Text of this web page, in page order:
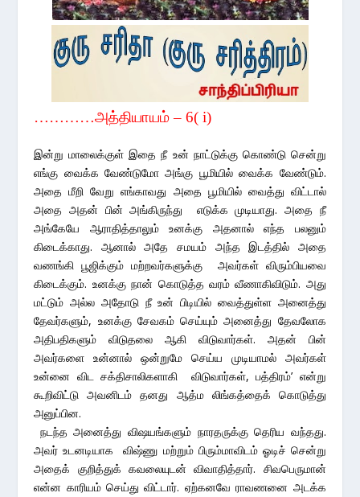
…………அத்தியாயம்– 6( i)
இன்று மாலைக்குள் இதை நீ உன் நாட்டுக்கு கொண்டு சென்று
எங்கு வைக்க வேண்டுமோ அங்கு பூமியில் வைக்க வேண்டும்.
அதை மீறி வேறு எங்காவது அதை பூமியில் வைத்து விட்டால்
அதை அதன் பின் அங்கிருந்து எடுக்க முடியாது. அதை நீ
அங்கேயே ஆராதித்தாலும் உனக்கு அதனால் எந்த பலனும்
கிடைக்காது. ஆனால் அதே சமயம் அந்த இடத்தில் அதை
வணங்கி பூஜிக்கும் மற்றவர்களுக்கு அவர்கள் விரும்பியவை
கிடைக்கும். உனக்கு நான் கொடுத்த வரம் வீணாகிவிடும். அது
மட்டும் அல்ல அதோடு நீ உன் பிடியில் வைத்துள்ள அனைத்து
தேவர்களும், உனக்கு சேவகம் செய்யும் அனைத்து தேவலோக
அதிபதிகளும் விடுதலை ஆகி விடுவார்கள். அதன் பின்
அவர்களை உன்னால் ஒன்றுமே செய்ய முடியாமல் அவர்கள்
உன்னை விட சக்திசாலிகளாகி விடுவார்கள், பத்திரம்’ என்று
கூறிவிட்டு அவனிடம் தனது ஆத்ம லிங்கத்தைக் கொடுத்து
அனுப்பின.
நடந்த அனைத்து விஷயங்களும் நாரதருக்கு தெரிய வந்தது.
அவர் உடனடியாக விஷ்ணு மற்றும் பிரும்மாவிடம் ஓடிச் சென்று
அதைக் குறித்துக் கவலையுடன் விவாதித்தார். சிவபெருமான்
என்ன காரியம் செய்து விட்டார். ஏற்கனவே ராவணனை அடக்க